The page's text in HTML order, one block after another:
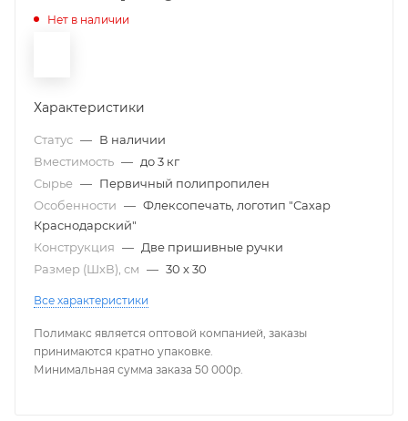
Нет в наличии
Характеристики
Статус — В наличии
Вместимость — до 3 кг
Сырье — Первичный полипропилен
Особенности — Флексопечать, логотип "Сахар
Краснодарский"
Конструкция — Две пришивные ручки
Размер (ШxВ), см — 30 х 30
Все характеристики
Полимакс является оптовой компанией, заказы
принимаются кратно упаковке.
Минимальная сумма заказа 50 000р.